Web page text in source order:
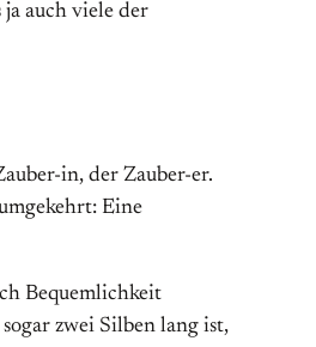
ja auch viele der
in, der Zauber-er.
Eine
Bequemlichkeit
zwei Silben lang ist,